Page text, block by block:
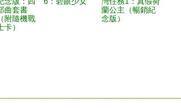
曲套書
（附隨機戰
卡）
蘭公主（暢銷紀
念版）